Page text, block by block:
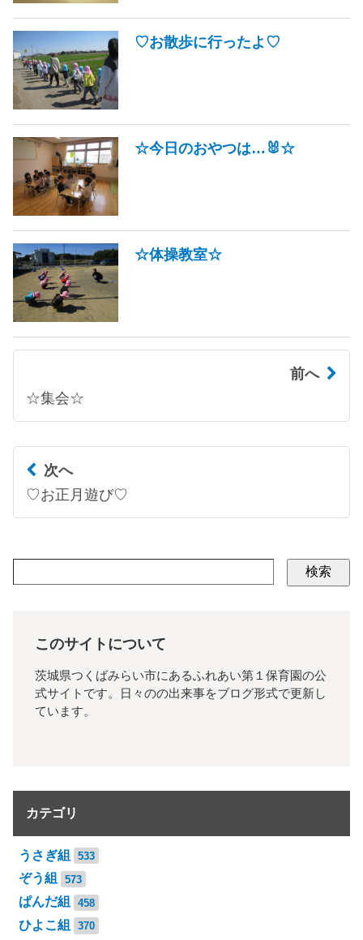
♡お散歩に行ったよ♡
☆今日のおやつは…🐰☆
☆体操教室☆
前へ
☆集会☆
次へ
♡お正月遊び♡
検索
このサイトについて
茨城県つくばみらい市にあるふれあい第１保育園の公
式サイトです。日々のの出来事をブログ形式で更新し
ています。
カテゴリ
うさぎ組 533
ぞう組 573
ぱんだ組 458
ひよこ組 370